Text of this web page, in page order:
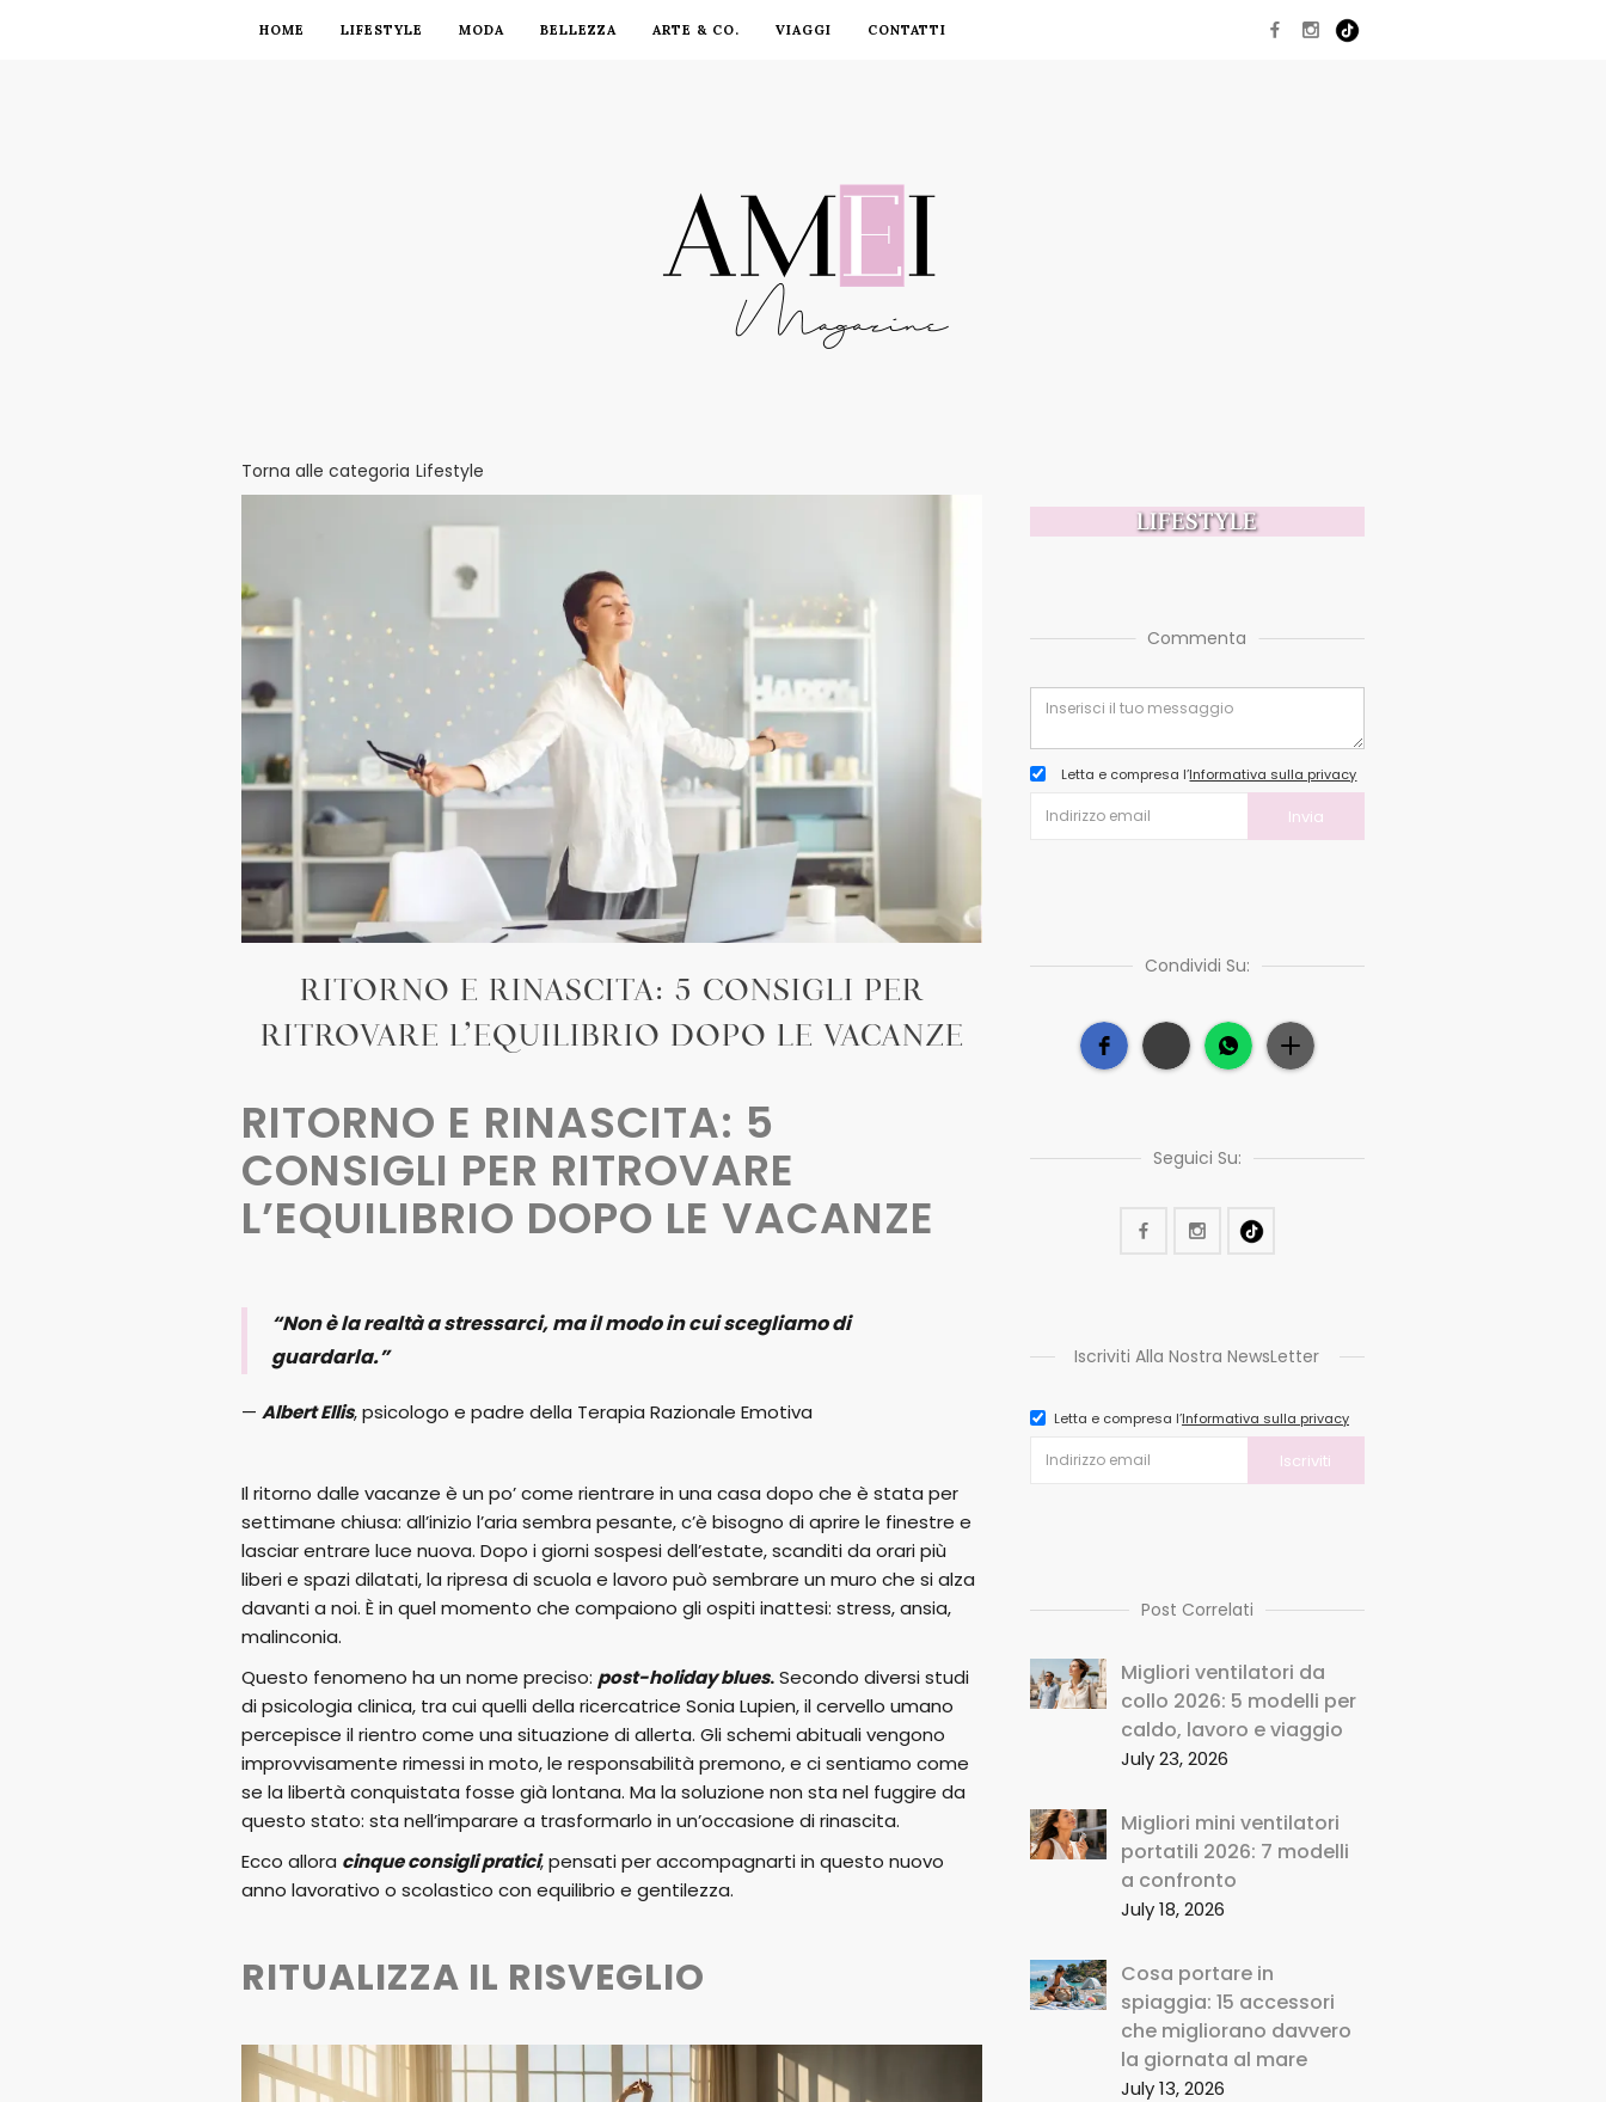
HOME LIFESTYLE MODA BELLEZZA ARTE & CO. VIAGGI CONTATTI
Torna alle categoria Lifestyle
RITORNO E RINASCITA: 5 CONSIGLI PER
RITROVARE L’EQUILIBRIO DOPO LE VACANZE
RITORNO E RINASCITA: 5
CONSIGLI PER RITROVARE
L’EQUILIBRIO DOPO LE VACANZE
“Non è la realtà a stressarci, ma il modo in cui scegliamo di
guardarla.”
— Albert Ellis, psicologo e padre della Terapia Razionale Emotiva
Il ritorno dalle vacanze è un po’ come rientrare in una casa dopo che è stata per
settimane chiusa: all’inizio l’aria sembra pesante, c’è bisogno di aprire le finestre e
lasciar entrare luce nuova. Dopo i giorni sospesi dell’estate, scanditi da orari più
liberi e spazi dilatati, la ripresa di scuola e lavoro può sembrare un muro che si alza
davanti a noi. È in quel momento che compaiono gli ospiti inattesi: stress, ansia,
malinconia.
Questo fenomeno ha un nome preciso: post-holiday blues.Secondo diversi studi
di psicologia clinica, tra cui quelli della ricercatrice Sonia Lupien, il cervello umano
percepisce il rientro come una situazione di allerta. Gli schemi abituali vengono
improvvisamente rimessi in moto, le responsabilità premono, e ci sentiamo come
se la libertà conquistata fosse già lontana. Ma la soluzione non sta nel fuggire da
questo stato: sta nell’imparare a trasformarlo in un’occasione di rinascita.
Ecco allora cinque consigli pratici, pensati per accompagnarti in questo nuovo
anno lavorativo o scolastico con equilibrio e gentilezza.
RITUALIZZA IL RISVEGLIO
LIFESTYLE
Commenta
Letta e compresa l’Informativa sulla privacy
Condividi Su:
Seguici Su:
Iscriviti Alla Nostra NewsLetter
Letta e compresa l’Informativa sulla privacy
Post Correlati
Migliori ventilatori da
collo 2026: 5 modelli per
caldo, lavoro e viaggio
July 23, 2026
Migliori mini ventilatori
portatili 2026: 7 modelli
a confronto
July 18, 2026
Cosa portare in
spiaggia: 15 accessori
che migliorano davvero
la giornata al mare
July 13, 2026